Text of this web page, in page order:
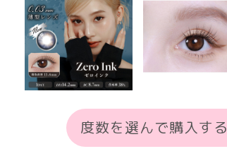
度数を選んで購入する